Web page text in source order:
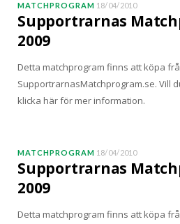
MATCHPROGRAM 18/04/2010
Supportrarnas
2009
Detta matchprogram finns att köpa
SupportrarnasMatchprogram.se. Vill
klicka här för mer information.
MATCHPROGRAM 18/04/2010
Supportrarnas
2009
Detta matchprogram finns att köpa